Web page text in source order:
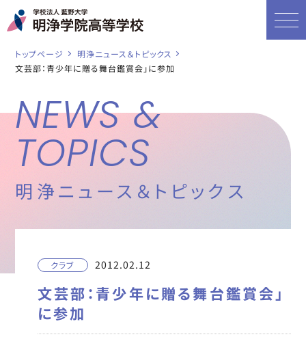
トップページ
明浄ニュース＆トピックス
文芸部：青少年に贈る舞台鑑賞会」に参加
NEWS &
TOPICS
明浄ニュース＆トピックス
クラブ 2012.02.12
文芸部：青少年に贈る舞台鑑賞会」
に参加